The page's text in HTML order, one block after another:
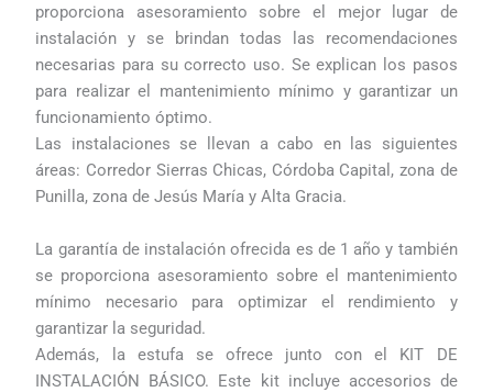
proporciona asesoramiento sobre el mejor lugar de
instalación y se brindan todas las recomendaciones
necesarias para su correcto uso. Se explican los pasos
para realizar el mantenimiento mínimo y garantizar un
funcionamiento óptimo.
Las instalaciones se llevan a cabo en las siguientes
áreas: Corredor Sierras Chicas, Córdoba Capital, zona de
Punilla, zona de Jesús María y Alta Gracia.
La garantía de instalación ofrecida es de 1 año y también
se proporciona asesoramiento sobre el mantenimiento
mínimo necesario para optimizar el rendimiento y
garantizar la seguridad.
Además, la estufa se ofrece junto con el KIT DE
INSTALACIÓN BÁSICO. Este kit incluye accesorios de